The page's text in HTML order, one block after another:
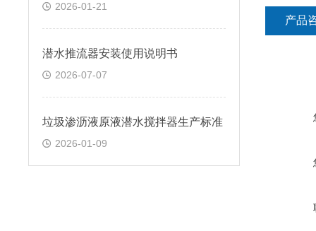
2026-01-21
潜水推流器安装使用说明书
2026-07-07
垃圾渗沥液原液潜水搅拌器生产标准
2026-01-09
产品